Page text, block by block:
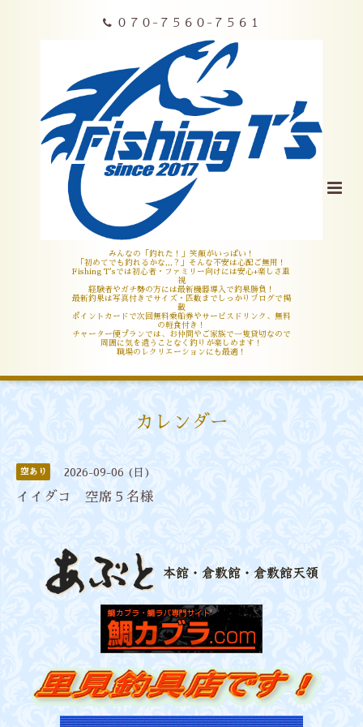
０７０-７５６０-７５６１
みんなの「釣れた！」笑顔がいっぱい！
「初めてでも釣れるかな,,,？」そんな不安は心配ご無用！
Fishing T'sでは初心者・ファミリー向けには安心+楽しさ重
視
経験者やガチ勢の方には最新機器導入で釣果勝負！
最新釣果は写真付きでサイズ・匹数までしっかりブログで掲
載
ポイントカードで次回無料乗船券やサービスドリンク、無料
の軽食付き！
チャーター便プランでは、お仲間やご家族で一隻貸切なので
周囲に気を遣うことなく釣りが楽しめます！
職場のレクリエーションにも最適！
カレンダー
空あり 2026-09-06 (日)
イイダコ 空席５名様